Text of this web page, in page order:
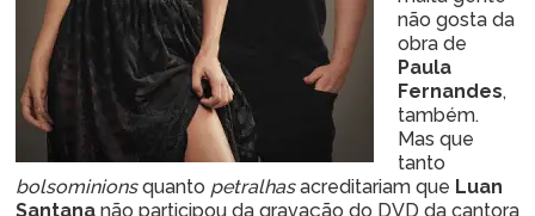
não gosta da
obra de
Paula
Fernandes,
também.
Mas que
tanto
bolsominionsquanto petralhasacreditariam que Luan
Santana não participou da gravação do DVD da cantora